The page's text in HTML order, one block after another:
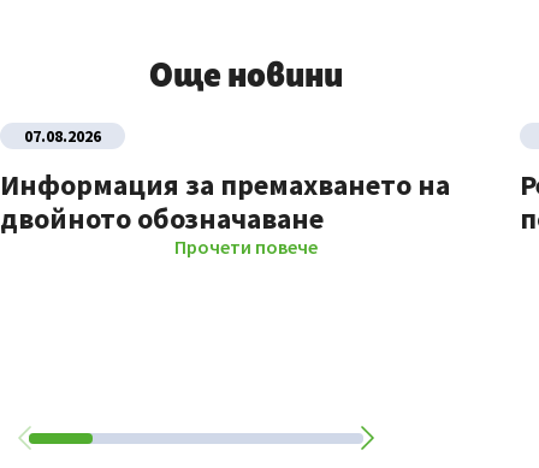
Още новини
07.08.2026
Информация за премахването на
двойното обозначаване
Прочети повече